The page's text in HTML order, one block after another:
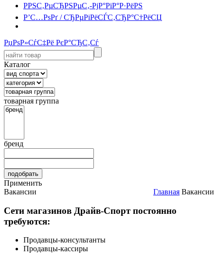
РРЅС‚РµСЂРЅРµС‚-РјР°РіР°Р·РёРЅ
Р’С…РѕРґ / СЂРµРіРёСЃС‚СЂР°С†РёСЏ
РџРѕР»СѓС‡Рё РєР°СЂС‚Сѓ
Каталог
товарная группа
бренд
Применить
Вакансии
Главная Вакансии
Сети магазинов Драйв-Спорт постоянно
требуются:
Продавцы-консультанты
Продавцы-кассиры